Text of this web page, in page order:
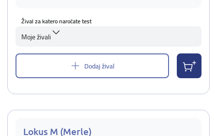
Žival za katero naročate test
Moje živali
Dodaj žival
Lokus M (Merle)